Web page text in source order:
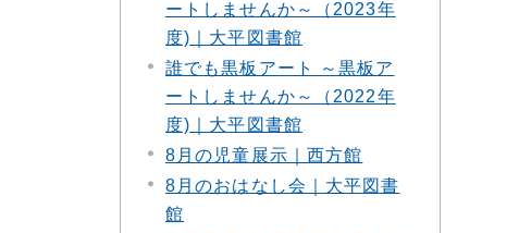
ートしませんか～（2023年
度)｜大平図書館
誰でも黒板アート ～黒板ア
ートしませんか～（2022年
度)｜大平図書館
8月の児童展示｜西方館
8月のおはなし会｜大平図書
館